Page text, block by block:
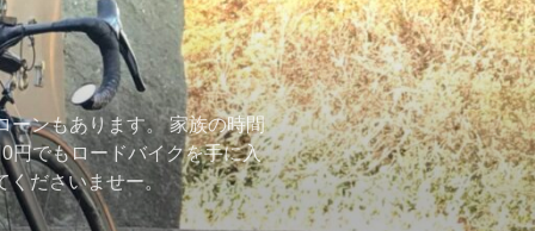
ーンもあります。 家族の時間
円でもロードバイクを手に入
くださいませー。